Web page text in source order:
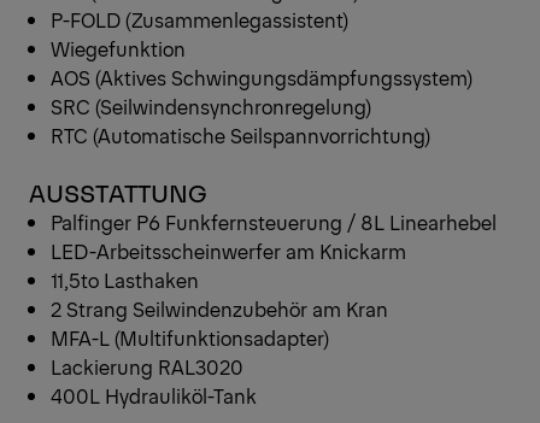
P-FOLD (Zusammenlegassistent)
Wiegefunktion
AOS (Aktives Schwingungsdämpfungssystem)
SRC (Seilwindensynchronregelung)
RTC (Automatische Seilspannvorrichtung)
AUSSTATTUNG
Palfinger P6 Funkfernsteuerung / 8L Linearhebel
LED-Arbeitsscheinwerfer am Knickarm
11,5to Lasthaken
2 Strang Seilwindenzubehör am Kran
MFA-L (Multifunktionsadapter)
Lackierung RAL3020
400L Hydrauliköl-Tank